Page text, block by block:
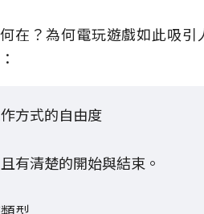
在？為何電玩遊戲如此吸
方式的自由度
有清楚的開始與結束。